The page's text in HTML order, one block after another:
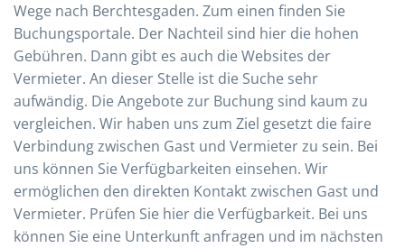
Wege nach Berchtesgaden. Zum einen finden Sie
Buchungsportale. Der Nachteil sind hier die hohen
Gebühren. Dann gibt es auch die Websites der
Vermieter. An dieser Stelle ist die Suche sehr
aufwändig. Die Angebote zur Buchung sind kaum zu
vergleichen. Wir haben uns zum Ziel gesetzt die faire
Verbindung zwischen Gast und Vermieter zu sein. Bei
uns können Sie Verfügbarkeiten einsehen. Wir
ermöglichen den direkten Kontakt zwischen Gast und
Vermieter. Prüfen Sie hier die Verfügbarkeit. Bei uns
können Sie eine Unterkunft anfragen und im nächsten